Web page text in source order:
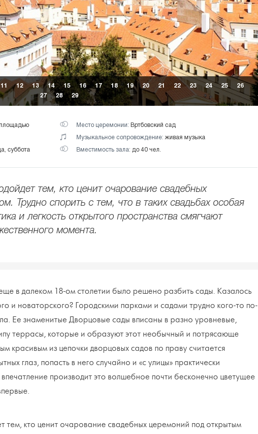
11 12 13 14 15 16 17 18 19 20 21 22 23 24 25
26
27
28 29
Место церемонии: Вртбовский сад
Музыкальное сопровождение: живая музыка
суббота Вместимость зала: до 40 чел.
тем, кто ценит очарование свадебных
Трудно спорить с тем, что в таких свадьбах особая
и легкость открытого пространства смягчают
момента.
в далеком 18-ом столетии было решено разбить сады. Казалось
и новаторского? Городскими парками и садами трудно кого-то по-
Ее знаменитые Дворцовые сады вписаны в разно уровневые,
террасы, которые и образуют этот необычный и потрясающе
красивым из цепочки дворцовых садов по праву считается
глаз, попасть в него случайно и «с улицы» практически
производит это волшебное почти бесконечно цветущее
тем, кто ценит очарование свадебных церемоний под открытым